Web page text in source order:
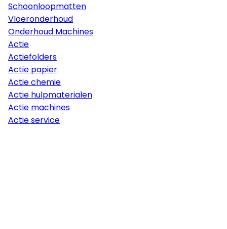
Schoonloopmatten
Vloeronderhoud
Onderhoud Machines
Actie
Actiefolders
Actie papier
Actie chemie
Actie hulpmaterialen
Actie machines
Actie service